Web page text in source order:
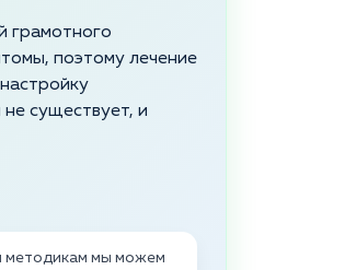
грамотного
поэтому лечение
существует, и
методикам мы можем